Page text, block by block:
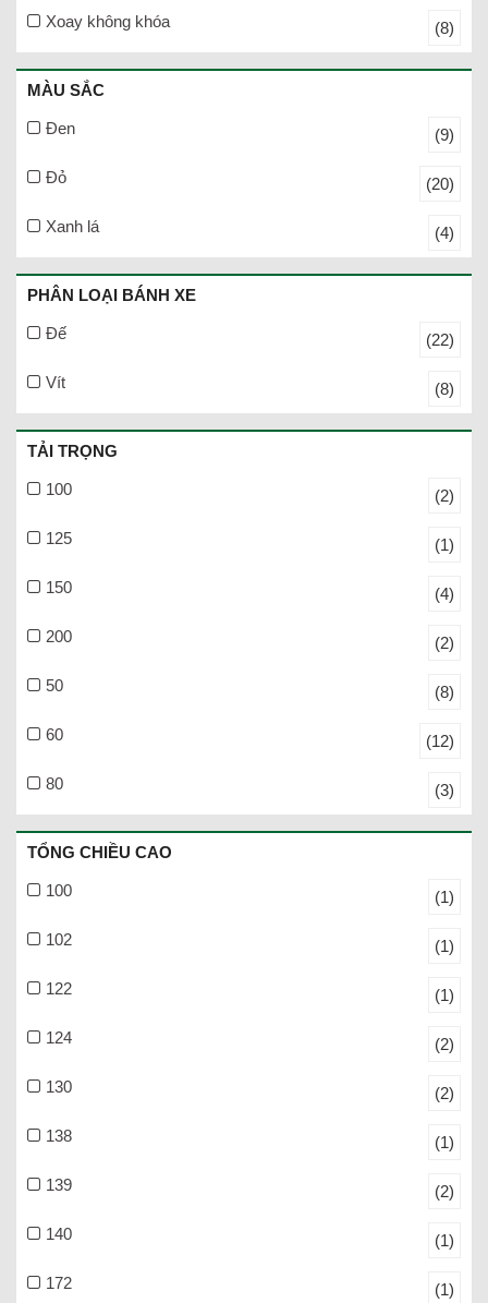
Xoay không khóa (8)
MÀU SẮC
Đen (9)
Đỏ (20)
Xanh lá (4)
PHÂN LOẠI BÁNH XE
Đế (22)
Vít (8)
TẢI TRỌNG
100 (2)
125 (1)
150 (4)
200 (2)
50 (8)
60 (12)
80 (3)
TỔNG CHIỀU CAO
100 (1)
102 (1)
122 (1)
124 (2)
130 (2)
138 (1)
139 (2)
140 (1)
172 (1)